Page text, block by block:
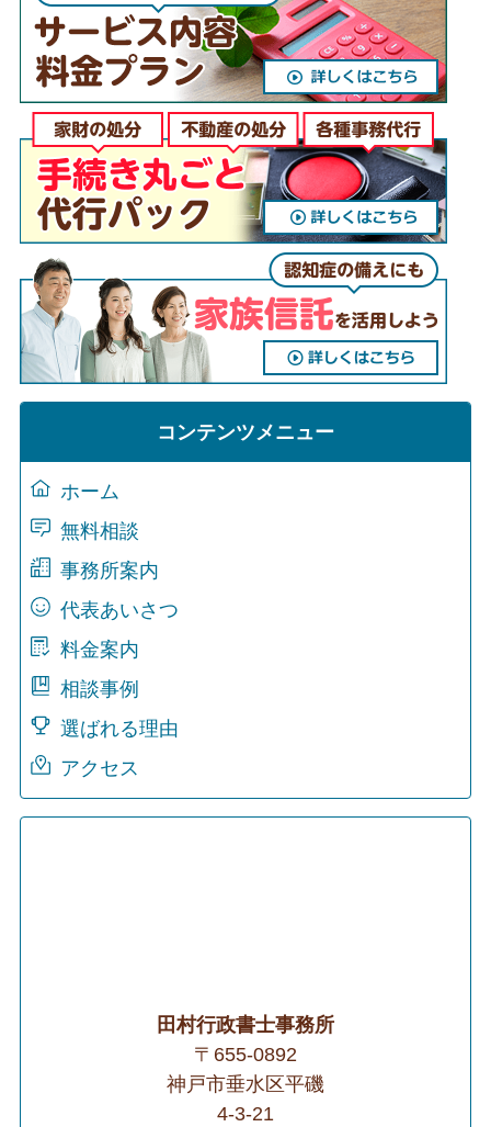
コンテンツメニュー
ホーム
無料相談
事務所案内
代表あいさつ
料金案内
相談事例
選ばれる理由
アクセス
田村行政書士事務所
〒655-0892
神戸市垂水区平磯
4-3-21